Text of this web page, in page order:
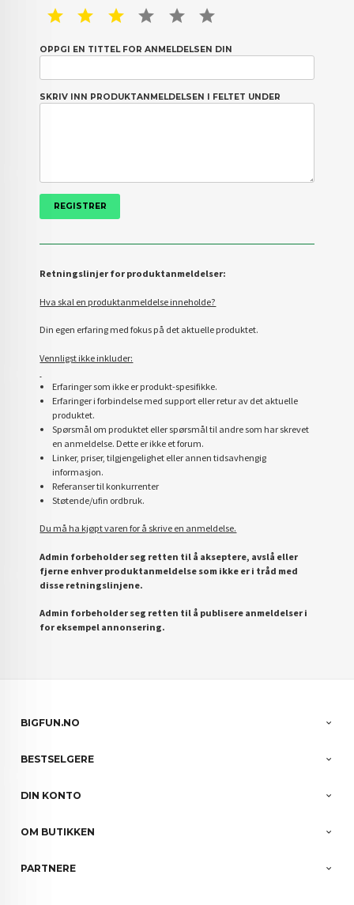
1 STAR2 STAR3 STAR4 STAR5 STAR
OPPGI EN TITTEL FOR ANMELDELSEN DIN
SKRIV INN PRODUKTANMELDELSEN I FELTET UNDER
Retningslinjer for produktanmeldelser:
Hva skal en produktanmeldelse inneholde?
Din egen erfaring med fokus på det aktuelle produktet.
Vennligst ikke inkluder:
Erfaringer som ikke er produkt-spesifikke.
Erfaringer i forbindelse med support eller retur av det aktuelle
produktet.
Spørsmål om produktet eller spørsmål til andre som har skrevet
en anmeldelse. Dette er ikke et forum.
Linker, priser, tilgjengelighet eller annen tidsavhengig
informasjon.
Referanser til konkurrenter
Støtende/ufin ordbruk.
Du må ha kjøpt varen for å skrive en anmeldelse.
Admin forbeholder seg retten til å akseptere, avslå eller
fjerne enhver produktanmeldelse som ikke er i tråd med
disse retningslinjene.
Admin forbeholder seg retten til å publisere anmeldelser i
for eksempel annonsering.
BIGFUN.NO
BESTSELGERE
DIN KONTO
OM BUTIKKEN
PARTNERE